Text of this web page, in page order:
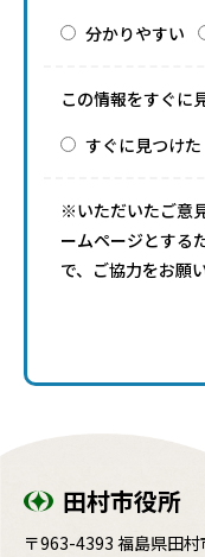
分かりやすい
この情報をすぐに
すぐに見つけた
※いただいたご意
ームページとする
で、ご協力をお願
田村市役所
〒963-4393 福島県田